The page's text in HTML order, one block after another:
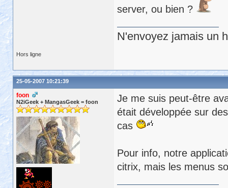
server, ou bien ?
N'envoyez jamais un
Hors ligne
25-05-2007 10:21:39
foon
N2iGeek + MangasGeek = foon
Je me suis peut-être
était développée sur
cas
Pour info, notre
citrix, mais les menus